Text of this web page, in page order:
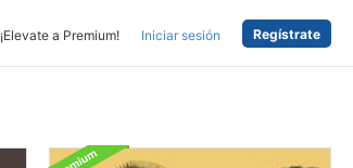
¡Elevate a Premium! Iniciar sesión Regístrate